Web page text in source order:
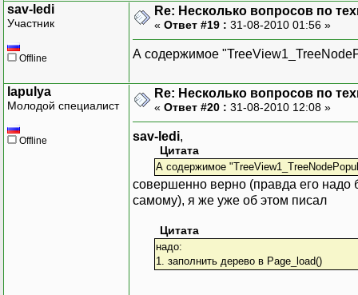
sav-ledi
Участник
Offline
Re: Несколько вопросов по
« Ответ #19 : 31-08-2010 01:56 »
А содержимое
lapulya
Молодой специалист
Offline
Re: Несколько вопросов по
« Ответ #20 : 31-08-2010 12:08 »
sav-ledi,
Цитата
А содержимое
совершенно верно (правда его надо
самому), я же уже об этом писал
Цитата
надо:
1. заполнить дерево в Page_load()